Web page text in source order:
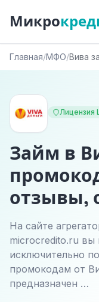
Микро
Главная/МФО/Вива
Лицензия
Займ в
отзывы,
На сайте
microcredito.ru
исключительно
промокодам от
предназначен …